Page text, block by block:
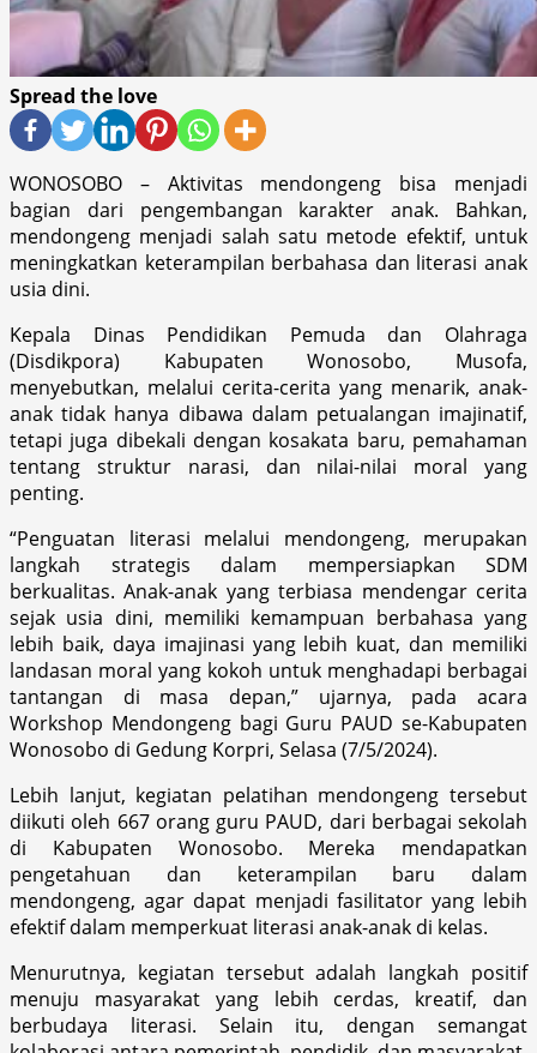
Spread the love
WONOSOBO – Aktivitas mendongeng bisa menjadi
bagian dari pengembangan karakter anak. Bahkan,
mendongeng menjadi salah satu metode efektif, untuk
meningkatkan keterampilan berbahasa dan literasi anak
usia dini.
Kepala Dinas Pendidikan Pemuda dan Olahraga
(Disdikpora) Kabupaten Wonosobo, Musofa,
menyebutkan, melalui cerita-cerita yang menarik, anak-
anak tidak hanya dibawa dalam petualangan imajinatif,
tetapi juga dibekali dengan kosakata baru, pemahaman
tentang struktur narasi, dan nilai-nilai moral yang
penting.
“Penguatan literasi melalui mendongeng, merupakan
langkah strategis dalam mempersiapkan SDM
berkualitas. Anak-anak yang terbiasa mendengar cerita
sejak usia dini, memiliki kemampuan berbahasa yang
lebih baik, daya imajinasi yang lebih kuat, dan memiliki
landasan moral yang kokoh untuk menghadapi berbagai
tantangan di masa depan,” ujarnya, pada acara
Workshop Mendongeng bagi Guru PAUD se-Kabupaten
Wonosobo di Gedung Korpri, Selasa (7/5/2024).
Lebih lanjut, kegiatan pelatihan mendongeng tersebut
diikuti oleh 667 orang guru PAUD, dari berbagai sekolah
di Kabupaten Wonosobo. Mereka mendapatkan
pengetahuan dan keterampilan baru dalam
mendongeng, agar dapat menjadi fasilitator yang lebih
efektif dalam memperkuat literasi anak-anak di kelas.
Menurutnya, kegiatan tersebut adalah langkah positif
menuju masyarakat yang lebih cerdas, kreatif, dan
berbudaya literasi. Selain itu, dengan semangat